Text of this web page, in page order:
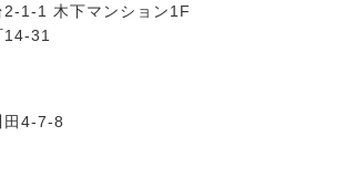
1-1 木下マンション1F
14-31
田4-7-8